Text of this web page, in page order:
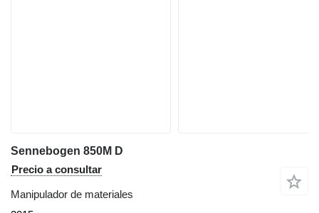
Sennebogen 850M D
Precio a consultar
Manipulador de materiales